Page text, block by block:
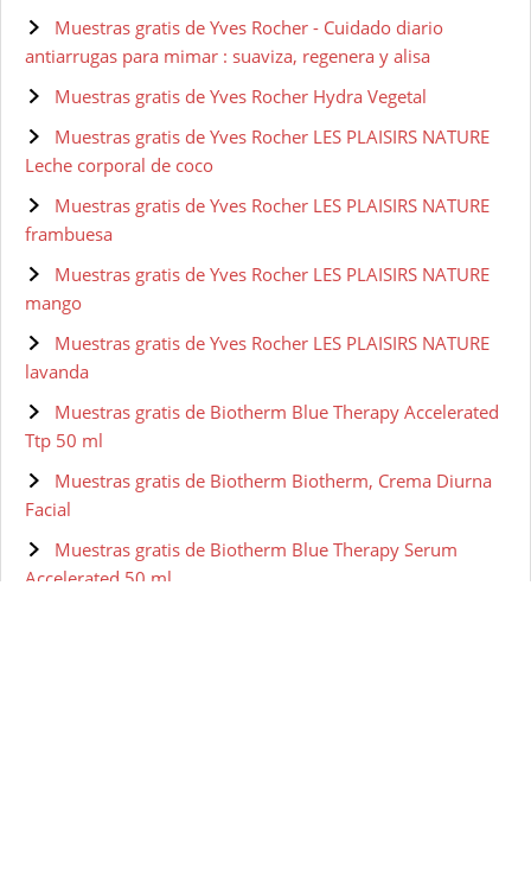
Muestras gratis de Yves Rocher - Cuidado diario
antiarrugas para mimar : suaviza, regenera y alisa
Muestras gratis de Yves Rocher Hydra Vegetal
Muestras gratis de Yves Rocher LES PLAISIRS NATURE
Leche corporal de coco
Muestras gratis de Yves Rocher LES PLAISIRS NATURE
frambuesa
Muestras gratis de Yves Rocher LES PLAISIRS NATURE
mango
Muestras gratis de Yves Rocher LES PLAISIRS NATURE
lavanda
Muestras gratis de Biotherm Blue Therapy Accelerated
Ttp 50 ml
Muestras gratis de Biotherm Biotherm, Crema Diurna
Facial
Muestras gratis de Biotherm Blue Therapy Serum
Accelerated 50 ml